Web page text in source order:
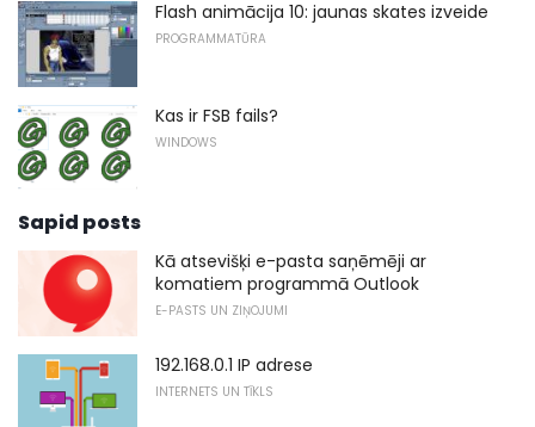
Flash animācija 10: jaunas skates izveide
PROGRAMMATŪRA
Kas ir FSB fails?
WINDOWS
Sapid posts
Kā atsevišķi e-pasta saņēmēji ar
komatiem programmā Outlook
E-PASTS UN ZIŅOJUMI
192.168.0.1 IP adrese
INTERNETS UN TĪKLS